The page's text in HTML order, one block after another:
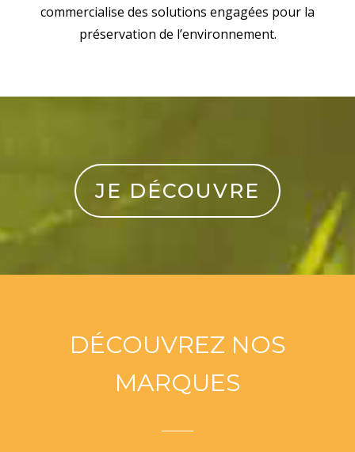
commercialise des solutions engagées pour la
préservation de l’environnement.
JE DÉCOUVRE
DÉCOUVREZ NOS
MARQUES